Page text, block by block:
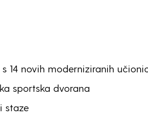
14 novih moderniziranih
sportska dvorana
staze